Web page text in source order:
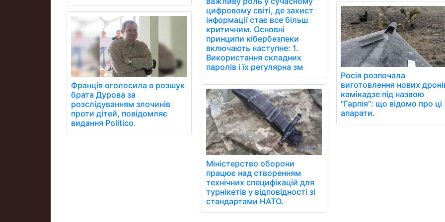
Франція оголосила в розшук
брата Дурова за
розслідуванням злочинів
проти дітей, повідомляє
видання Politico.
цифровому світі, де захист
інформації стає все більш
критичним. Основні
принципи кібербезпеки
включають наступне: 1.
Використання складних
паролів і їх регулярна зм
Міністерство оборони
працює над створенням
технічних специфікацій для
турнікетів у відповідності зі
стандартами НАТО.
Росія розпочала
виготовлення нових
камікадзе під назвою
"Гарпія": що відомо про ці
апарати.